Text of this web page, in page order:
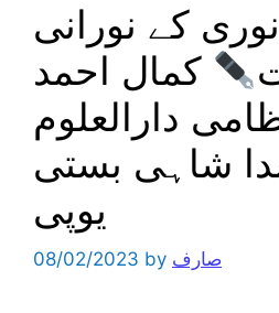
کے نورانی
کمال احمد
دارالعلوم
شاہی بستی
یوپی
08/02/2023 by صارف